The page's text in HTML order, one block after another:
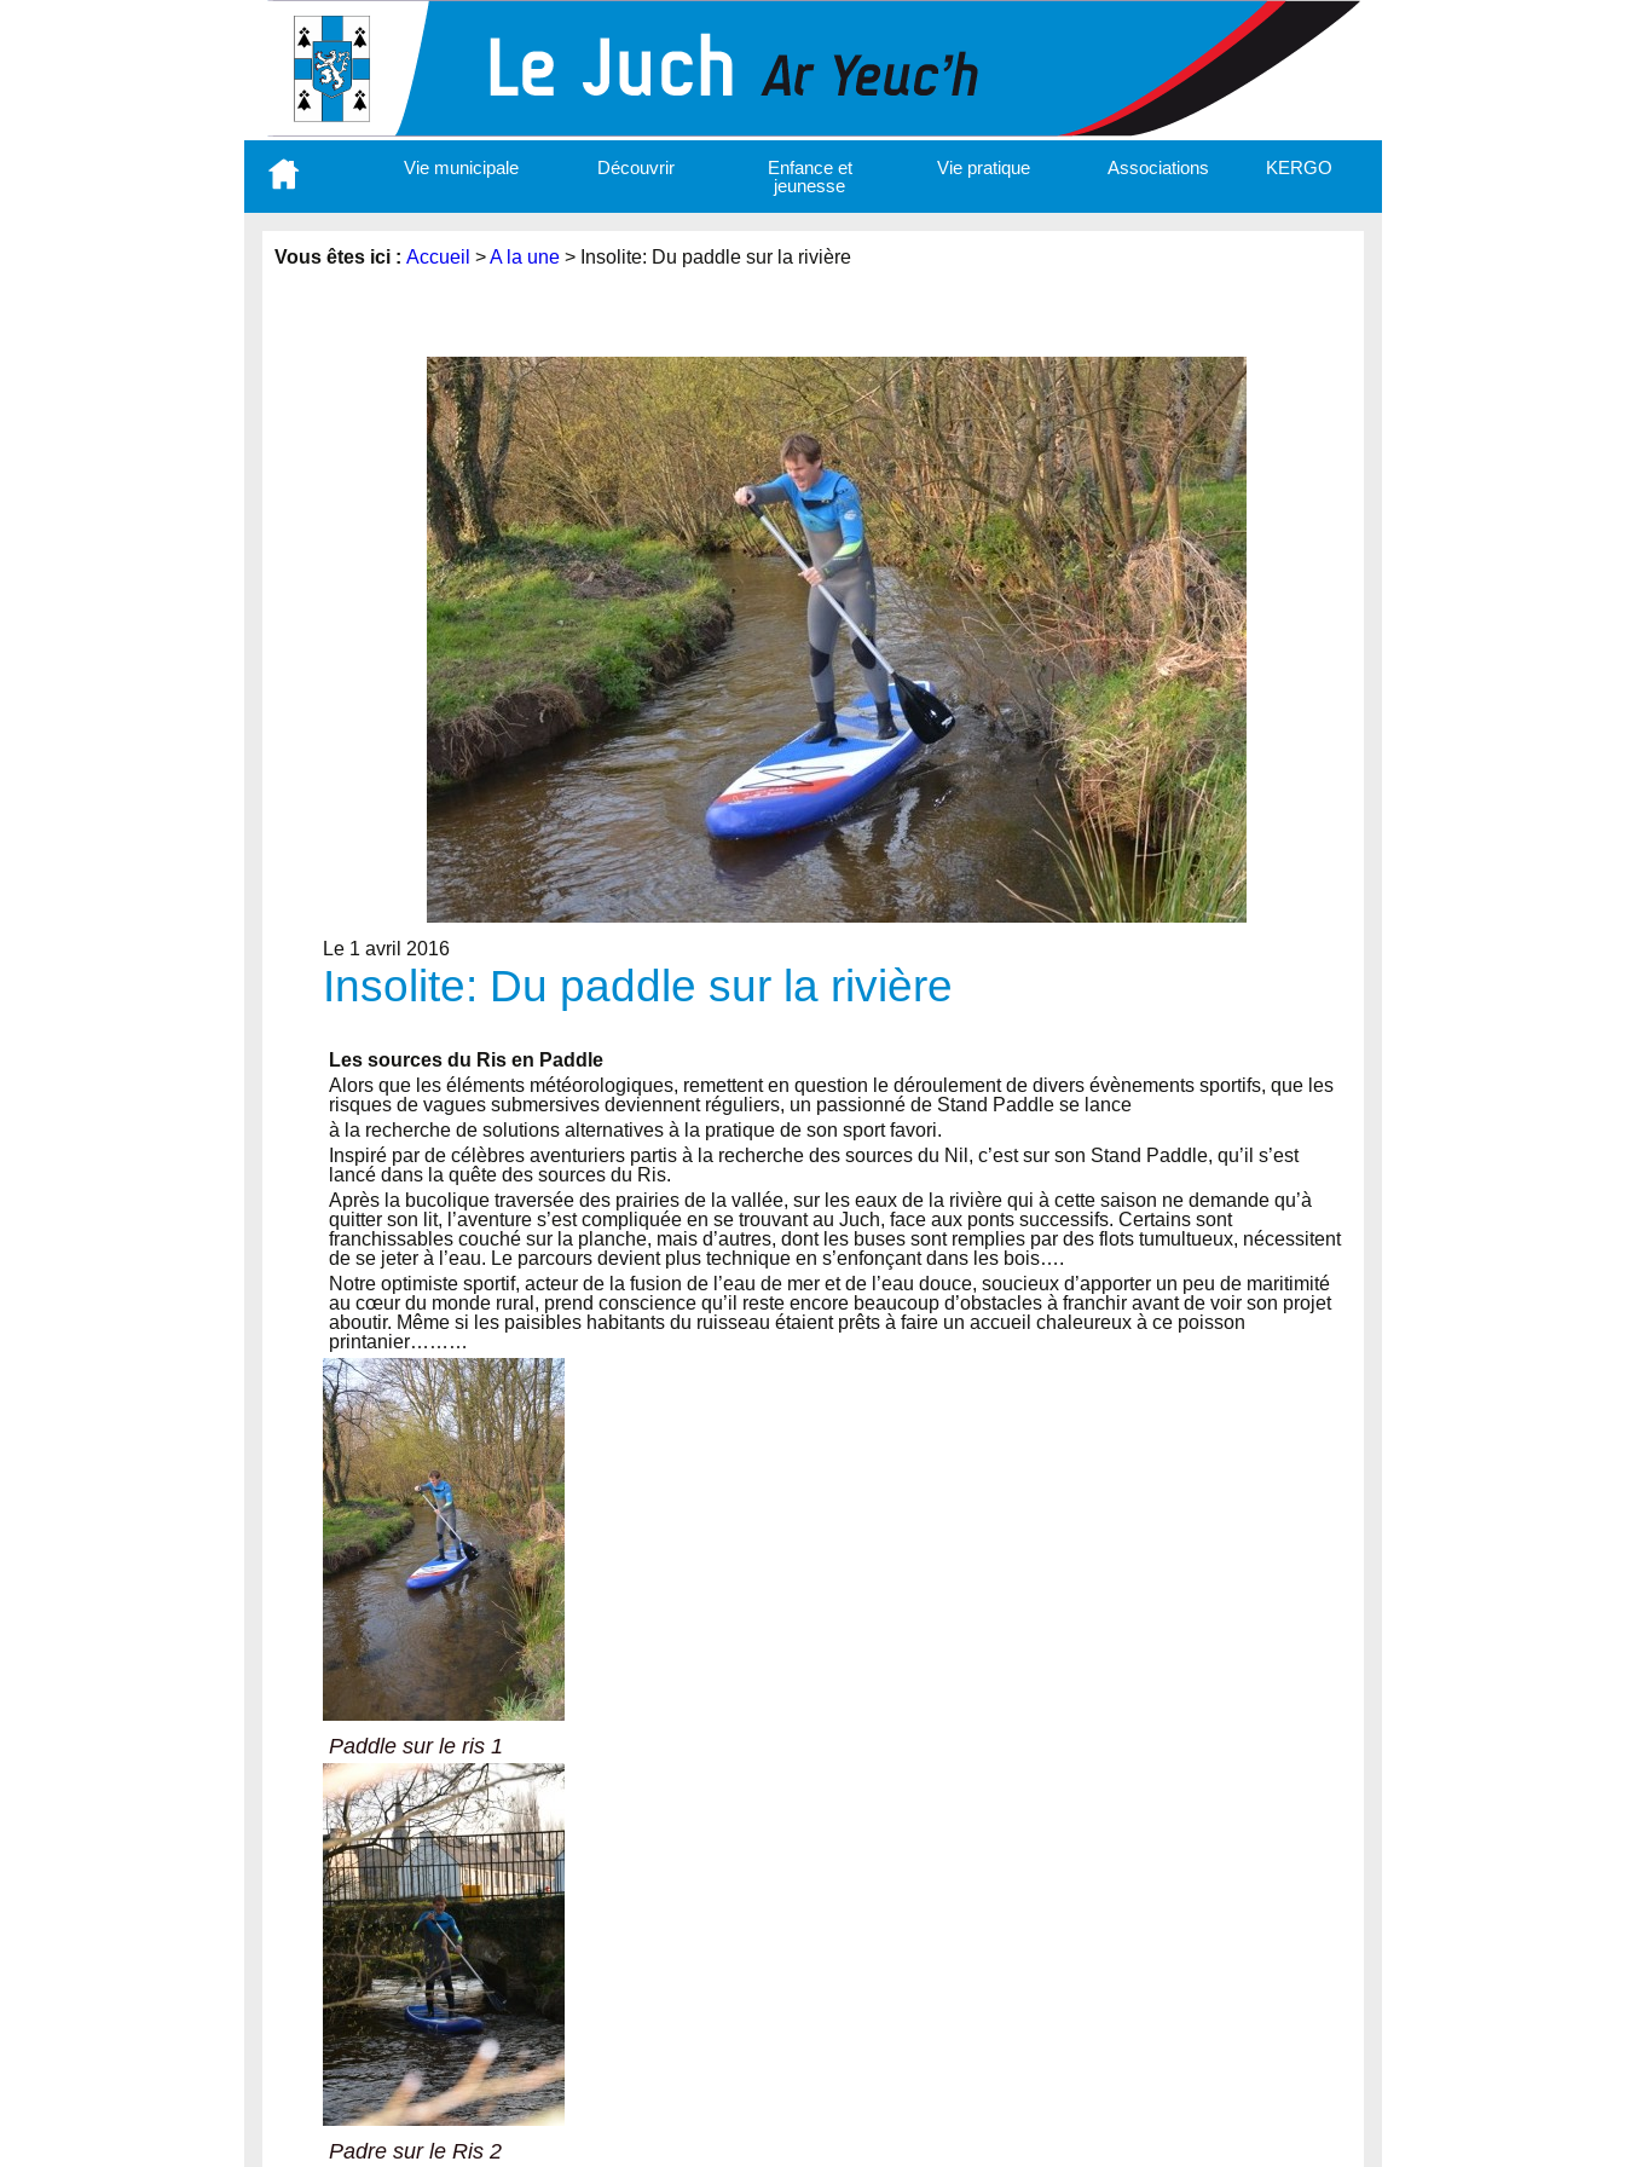
contenu
Vie municipale Découvrir
Enfance et
jeunesse
Vie pratique Associations KERGO
Vous êtes ici : Accueil >A la une> Insolite: Du paddle sur la rivière
Le 1 avril 2016
Insolite: Du paddle sur la rivière
Les sources du Ris en Paddle
Alors que les éléments météorologiques, remettent en question le déroulement de divers évènements sportifs, que les
risques de vagues submersives deviennent réguliers, un passionné de Stand Paddle se lance
à la recherche de solutions alternatives à la pratique de son sport favori.
Inspiré par de célèbres aventuriers partis à la recherche des sources du Nil, c’est sur son Stand Paddle, qu’il s’est
lancé dans la quête des sources du Ris.
Après la bucolique traversée des prairies de la vallée, sur les eaux de la rivière qui à cette saison ne demande qu’à
quitter son lit, l’aventure s’est compliquée en se trouvant au Juch, face aux ponts successifs. Certains sont
franchissables couché sur la planche, mais d’autres, dont les buses sont remplies par des flots tumultueux, nécessitent
de se jeter à l’eau. Le parcours devient plus technique en s’enfonçant dans les bois….
Notre optimiste sportif, acteur de la fusion de l’eau de mer et de l’eau douce, soucieux d’apporter un peu de maritimité
au cœur du monde rural, prend conscience qu’il reste encore beaucoup d’obstacles à franchir avant de voir son projet
aboutir. Même si les paisibles habitants du ruisseau étaient prêts à faire un accueil chaleureux à ce poisson
printanier………
Paddle sur le ris 1
Padre sur le Ris 2